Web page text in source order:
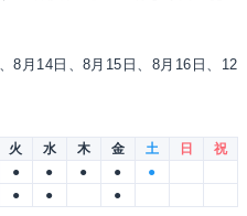
8月14日、8月15日、8月16日、12
火 水 木 金 土 日
祝
● ● ● ●
●
● ● ●